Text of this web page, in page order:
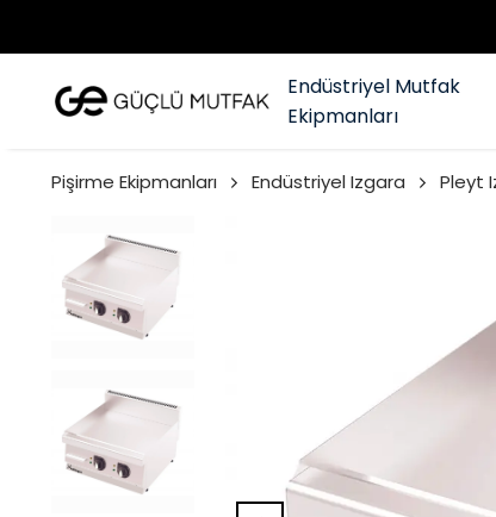
Endüstriyel Mutfak
Ekipmanları
Pişirme Ekipmanları Endüstriyel Izgara Pleyt